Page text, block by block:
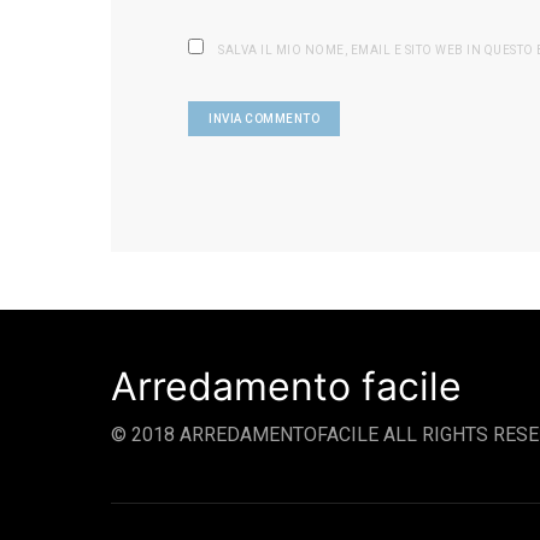
SALVA IL MIO NOME, EMAIL E SITO WEB IN QUESTO
Arredamento facile
© 2018 ARREDAMENTOFACILE ALL RIGHTS